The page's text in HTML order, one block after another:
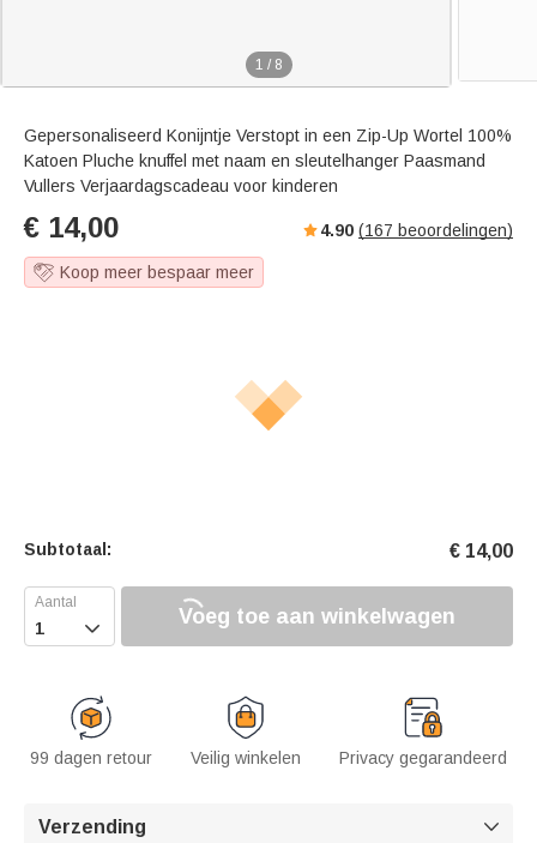
1 / 8
Gepersonaliseerd Konijntje Verstopt in een Zip-Up Wortel 100%
Katoen Pluche knuffel met naam en sleutelhanger Paasmand
Vullers Verjaardagscadeau voor kinderen
€ 14,00 4.90 (167 beoordelingen)
Koop meer bespaar meer
Subtotaal: € 14,00
 Voeg toe aan winkelwagen
99 dagen retour Veilig winkelen Privacy gegarandeerd
Verzending 